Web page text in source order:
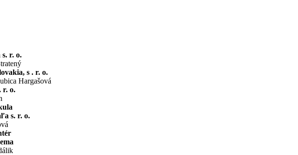
r. o.
s . r. o.
Hargašová
r. o.
s. r. o.